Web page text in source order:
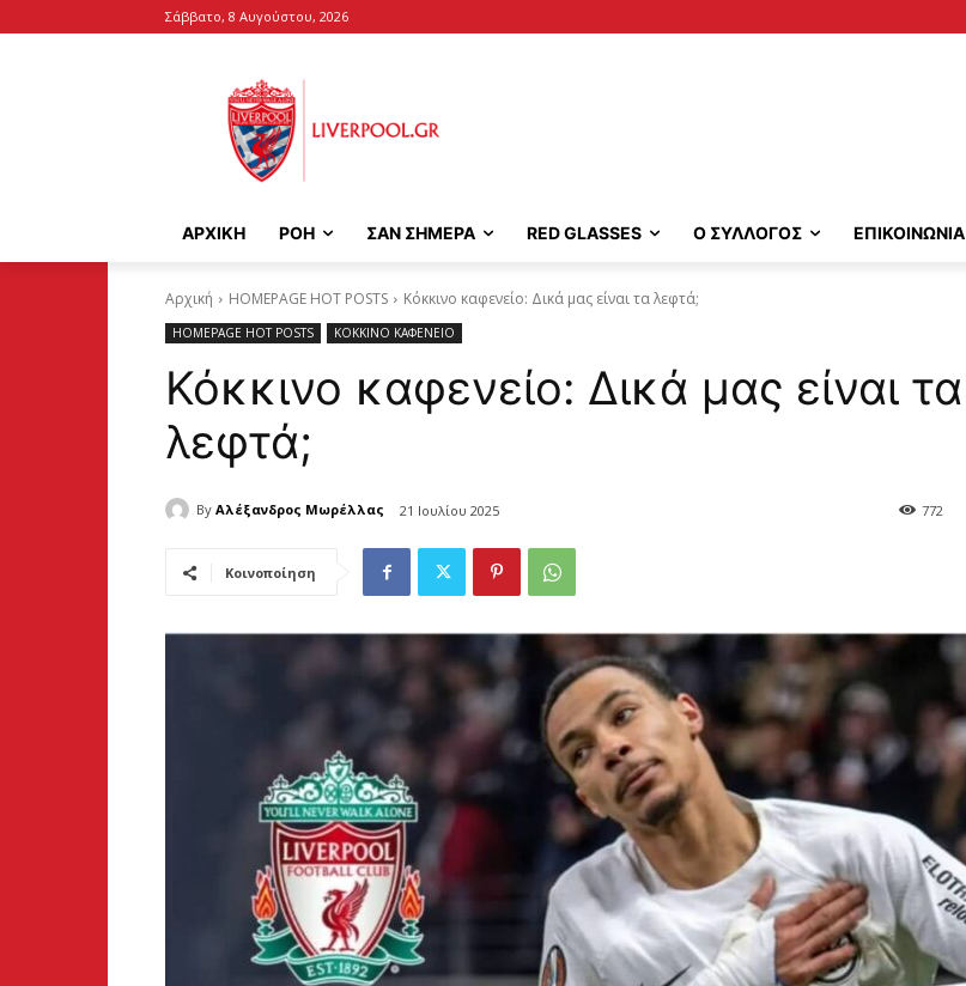
Σάββατο, 8 Αυγούστου, 2026
ΑΡΧΙΚΉ ΡΟΗ ΣΑΝ ΣΗΜΕΡΑ RED GLASSES Ο ΣΥΛΛΟΓΟΣ ΕΠΙΚΟΙΝΩΝΙΑ
Αρχική HOMEPAGE HOT POSTS Κόκκινο καφενείο: Δικά μας είναι τα λεφτά;
HOMEPAGE HOT POSTS ΚΟΚΚΙΝΟ ΚΑΦΕΝΕΙΟ
Κόκκινο καφενείο: Δικά μας είναι τα
λεφτά;
By Αλέξανδρος Μωρέλλας 21 Ιουλίου 2025 772
Κοινοποίηση